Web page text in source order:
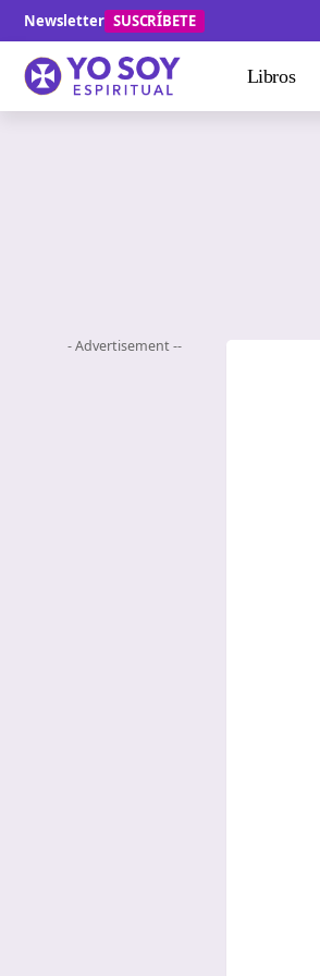
Newsletter SUSCRÍBETE
Libros
- Advertisement --